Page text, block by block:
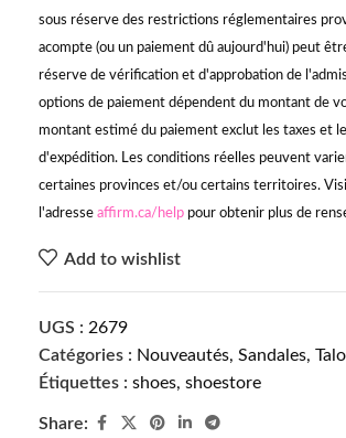
sous réserve des restrictions réglementaires
acompte (ou un paiement dû aujourd'hui) peut
réserve de vérification et d'approbation de
options de paiement dépendent du montant de
montant estimé du paiement exclut les taxes et
d'expédition. Les conditions réelles peuvent
certaines provinces et/ou certains territoires.
l'adresse affirm.ca/help pour obtenir plus de
Add to wishlist
UGS : 2679
Catégories : Nouveautés, Sandales,
Étiquettes : shoes, shoestore
Share: